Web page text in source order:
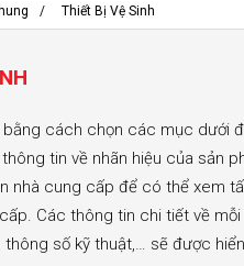
Thiết Bị Vệ Sinh
bằng cách chọn các mục dưới
tin về nhãn hiệu của sản
nhà cung cấp để có thể xem
Các thông tin chi tiết về
thông số kỹ thuật,… sẽ được